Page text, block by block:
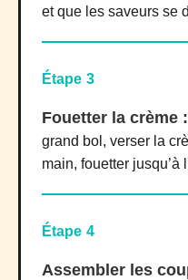
et que les saveurs se
Étape 3
Fouetter la crème :
grand bol, verser la
main, fouetter jusqu’à
Étape 4
Assembler les